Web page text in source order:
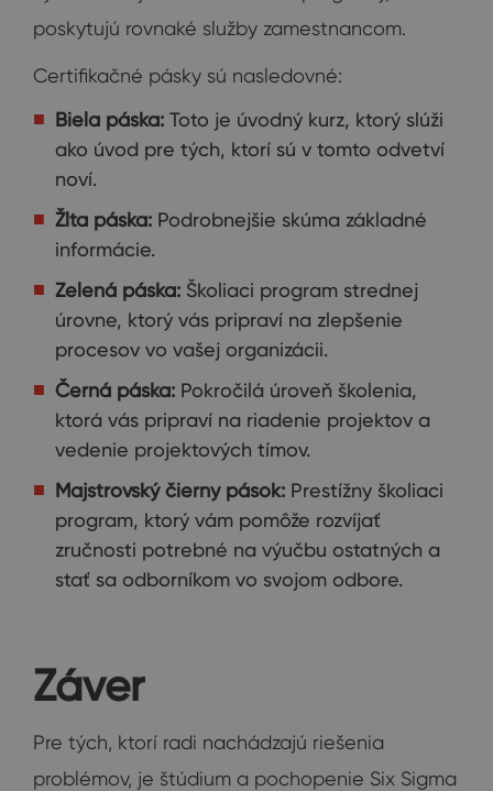
poskytujú rovnaké služby zamestnancom.
Certifikačné pásky sú nasledovné:
Biela páska: Toto je úvodný kurz, ktorý slúži
ako úvod pre tých, ktorí sú v tomto odvetví
noví.
Žlta páska: Podrobnejšie skúma základné
informácie.
Zelená páska: Školiaci program strednej
úrovne, ktorý vás pripraví na zlepšenie
procesov vo vašej organizácii.
Černá páska: Pokročilá úroveň školenia,
ktorá vás pripraví na riadenie projektov a
vedenie projektových tímov.
Majstrovský čierny pások: Prestížny školiaci
program, ktorý vám pomôže rozvíjať
zručnosti potrebné na výučbu ostatných a
stať sa odborníkom vo svojom odbore.
Záver
Pre tých, ktorí radi nachádzajú riešenia
problémov, je štúdium a pochopenie Six Sigma